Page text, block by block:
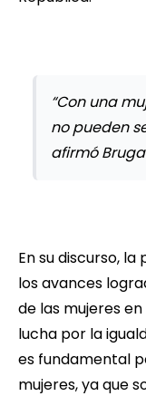
“Con una
no pueden
afirmó
En su discurso,
los avances
de las mujeres
lucha por la
es fundamental
mujeres, ya que